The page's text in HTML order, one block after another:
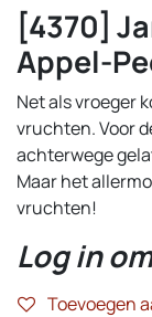
[4370]
Appel-
Net als vroeger
vruchten. Voor
achterwege
Maar het
vruchten!
Log in
Toevoegen